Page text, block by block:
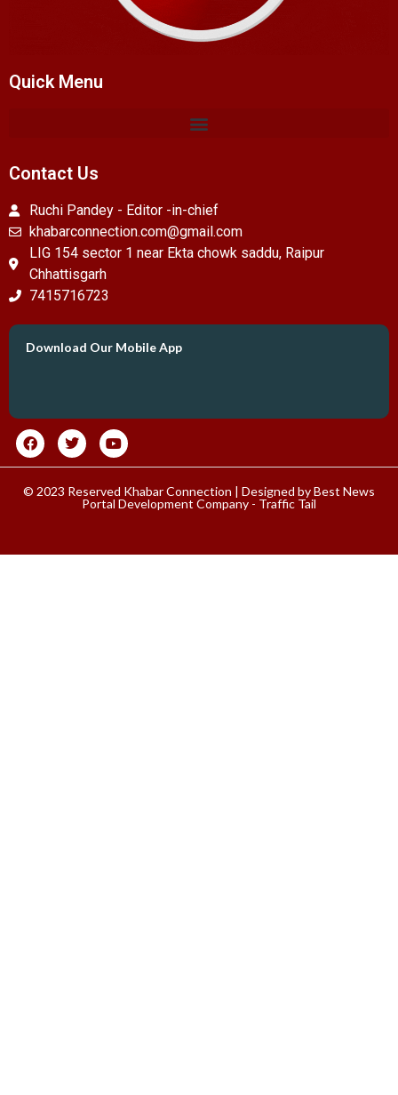
Quick Menu
Contact Us
Ruchi Pandey - Editor -in-chief
khabarconnection.com@gmail.com
LIG 154 sector 1 near Ekta chowk saddu, Raipur
Chhattisgarh
7415716723
Download Our Mobile App
© 2023 Reserved Khabar Connection | Designed byBest News
Portal Development Company - Traffic Tail